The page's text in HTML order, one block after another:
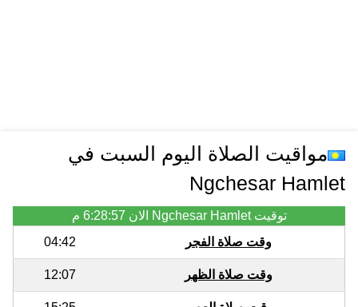
مواقيت الصلاة اليوم السبت في
Ngchesar Hamlet
توقيت Ngchesar Hamlet الان
6:28:57 م
وقت صلاة الفجر
04:42
وقت صلاة الظهر 12:07